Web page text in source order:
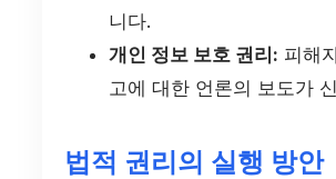
니다.
개인 정보 보호 권리: 피해
고에 대한 언론의 보도가
법적 권리의 실행 방안